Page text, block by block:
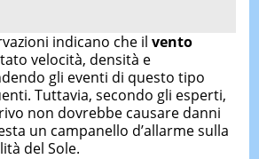
indicano che il vento
velocità, densità e
gli eventi di questo tipo
Tuttavia, secondo gli esperti,
non dovrebbe causare danni
un campanello d’allarme sulla
del Sole.